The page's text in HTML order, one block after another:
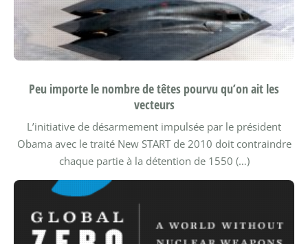
Peu importe le nombre de têtes pourvu qu’on ait les
vecteurs
L’initiative de désarmement impulsée par le président
Obama avec le traité New START de 2010 doit contraindre
chaque partie à la détention de 1550 (…)